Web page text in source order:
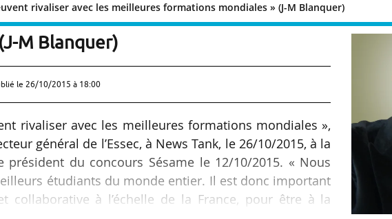
rivaliser avec les meilleures formations mondiales » (J-M Blanquer)
peuvent rivaliser avec les meilleures
M Blanquer)
le 26/10/2015 à 18:00
rivaliser avec les meilleures formations mondiales »,
général de l’Essec, à News Tank, le 26/10/2015, à la
du concours Sésame le 12/10/2015. « Nous
étudiants du monde entier. Il est donc important
collaborative à l’échelle de la France, pour être à la